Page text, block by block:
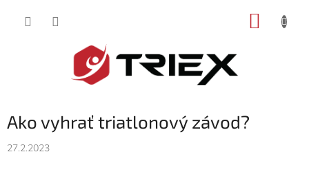
Ako vyhrať triatlonový závod?
27.2.2023